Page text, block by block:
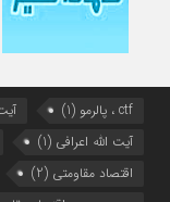
ctf ، پالرمو (1)
آیت الله اعرافی (1)
اقتصاد مقاومتی (2)